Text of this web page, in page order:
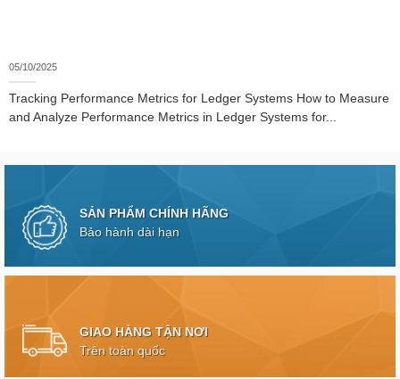
05/10/2025
Tracking Performance Metrics for Ledger Systems How to Measure
and Analyze Performance Metrics in Ledger Systems for...
SẢN PHẨM CHÍNH HÃNG
Bảo hành dài hạn
GIAO HÀNG TẬN NƠI
Trên toàn quốc